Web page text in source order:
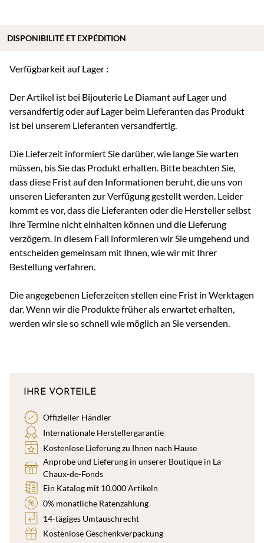
Verfügbarkeit auf Lager :
Der Artikel ist bei Bijouterie Le Diamant auf Lager und
versandfertig oder auf Lager beim Lieferanten das Produkt
ist bei unserem Lieferanten versandfertig.
Die Lieferzeit informiert Sie darüber, wie lange Sie warten
müssen, bis Sie das Produkt erhalten. Bitte beachten Sie,
dass diese Frist auf den Informationen beruht, die uns von
unseren Lieferanten zur Verfügung gestellt werden. Leider
kommt es vor, dass die Lieferanten oder die Hersteller selbst
ihre Termine nicht einhalten können und die Lieferung
verzögern. In diesem Fall informieren wir Sie umgehend und
entscheiden gemeinsam mit Ihnen, wie wir mit Ihrer
Bestellung verfahren.
Die angegebenen Lieferzeiten stellen eine Frist in Werktagen
dar. Wenn wir die Produkte früher als erwartet erhalten,
werden wir sie so schnell wie möglich an Sie versenden.
DISPONIBILITÉ ET EXPÉDITION
IHRE VORTEILE
Offizieller Händler
Internationale Herstellergarantie
Kostenlose Lieferung zu Ihnen nach Hause
Anprobe und Lieferung in unserer Boutique in La
Chaux-de-Fonds
Ein Katalog mit 10.000 Artikeln
0% monatliche Ratenzahlung
14-tägiges Umtauschrecht
Kostenlose Geschenkverpackung